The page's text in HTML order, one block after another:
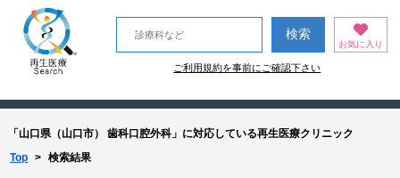
お気に入り
ご利用規約を事前にご確認下さい
「山口県（山口市） 歯科口腔外科」に対応している再生医療クリニック
Top > 検索結果